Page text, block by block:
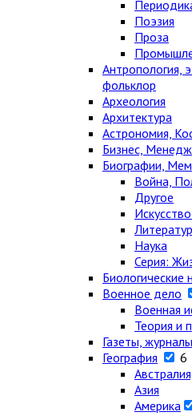
Поэзия
Проза
Антропология,
фольклор
Археология
Архитектура
Астрономия,
Бизнес,
Биографии,
Война,
Другое
Наука
Серия:
Биологические
Военное дело
Военная
Теория и
Газеты, журналы
География
6
Азия
Америка